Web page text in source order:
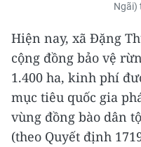
Ngãi)
Hiện nay, xã Đặng
cộng đồng bảo vệ
1.400 ha, kinh phí
mục tiêu quốc gia
vùng đồng bào dân
(theo Quyết định